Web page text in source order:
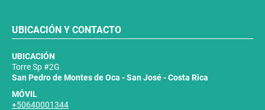
UBICACIÓN Y CONTACTO
UBICACIÓN
Torre Sp #2G
San Pedro de Montes de Oca - San José - Costa Rica
MÓVIL
+50640001344